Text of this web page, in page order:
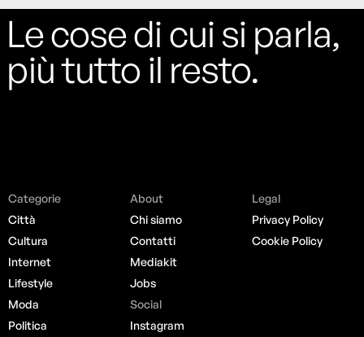
Le cose di cui si parla,
più tutto il resto.
Categorie
Città
Cultura
Internet
Lifestyle
Moda
Politica
About
Chi siamo
Contatti
Mediakit
Jobs
Social
Instagram
Legal
Privacy Policy
Cookie Policy